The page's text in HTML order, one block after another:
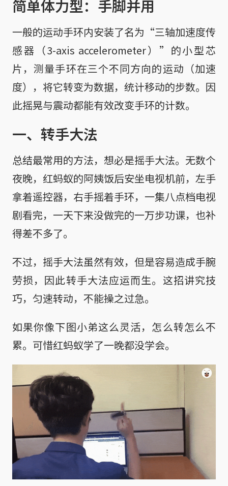
简单体力型：手脚并用
一般的运动手环内安装了名为“三轴加速度传
感器（3-axis accelerometer）”的小型芯
片，测量手环在三个不同方向的运动（加速
度），将它转变为数据，统计移动的步数。因
此摇晃与震动都能有效改变手环的计数。
一、转手大法
总结最常用的方法，想必是摇手大法。无数个
夜晚，红蚂蚁的阿姨饭后安坐电视机前，左手
拿着遥控器，右手摇着手环，一集八点档电视
剧看完，一天下来没做完的一万步功课，也补
得差不多了。
不过，摇手大法虽然有效，但是容易造成手腕
劳损，因此转手大法应运而生。这招讲究技
巧，匀速转动，不能操之过急。
如果你像下图小弟这么灵活，怎么转怎么不
累。可惜红蚂蚁学了一晚都没学会。